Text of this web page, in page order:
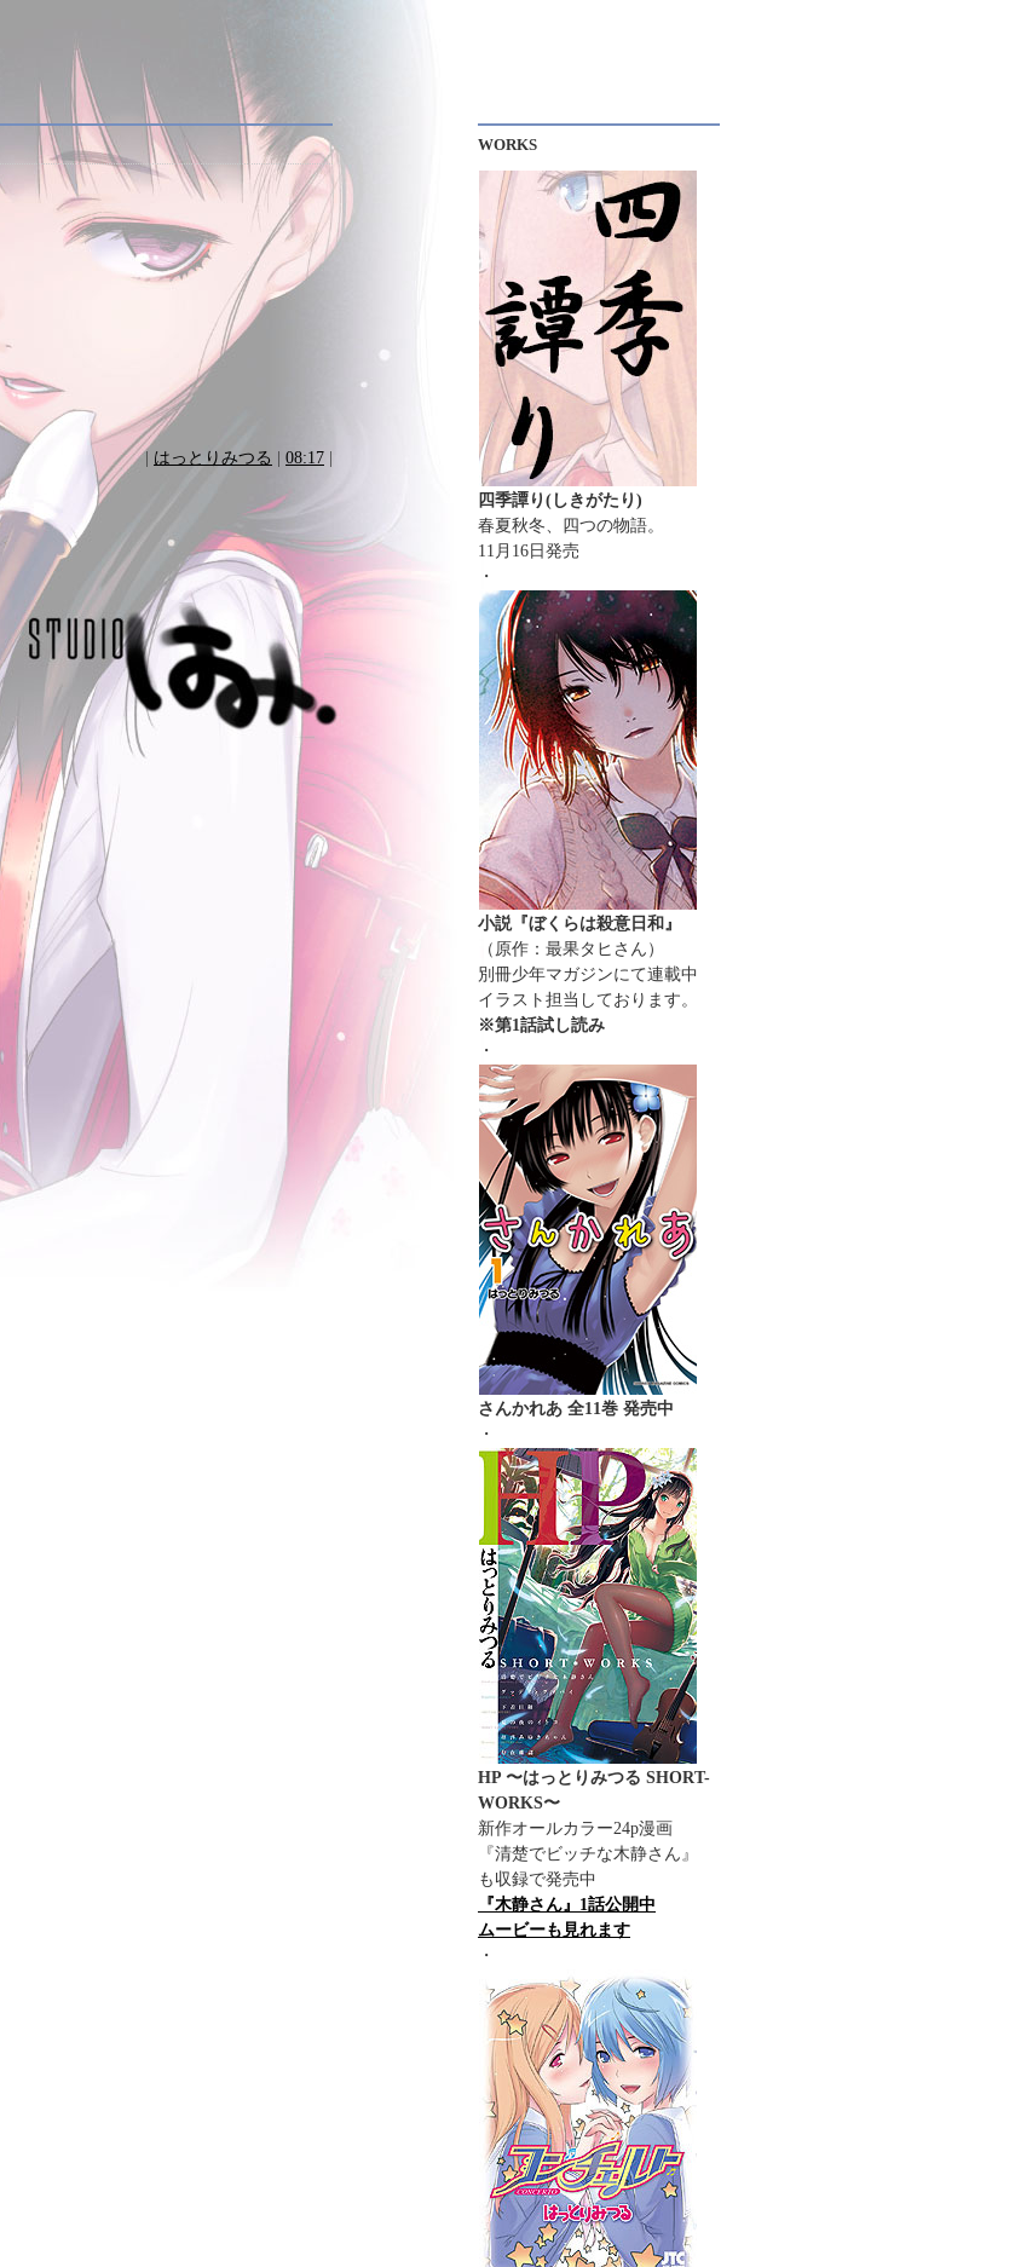
はっとりみつる 08:17
WORKS
四季譚り(しきがたり)
春夏秋冬、四つの物語。
11月16日発売
・
小説『ぼくらは殺意日和』
（原作：最果タヒさん）
別冊少年マガジンにて連載中
イラスト担当しております。
※第1話試し読み
・
さんかれあ 全11巻 発売中
・
HP 〜はっとりみつる SHORT-
WORKS〜
新作オールカラー24p漫画
『清楚でビッチな木静さん』
も収録で発売中
『木静さん』1話公開中
ムービーも見れます
・